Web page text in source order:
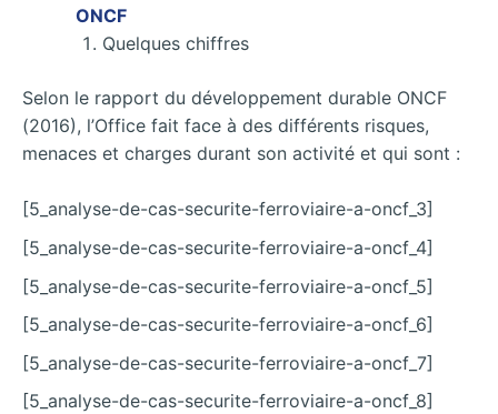
ONCF
Quelques chiffres
Selon le rapport du développement durable ONCF
(2016), l’Office fait face à des différents risques,
menaces et charges durant son activité et qui sont :
[5_analyse-de-cas-securite-ferroviaire-a-oncf_3]
[5_analyse-de-cas-securite-ferroviaire-a-oncf_4]
[5_analyse-de-cas-securite-ferroviaire-a-oncf_5]
[5_analyse-de-cas-securite-ferroviaire-a-oncf_6]
[5_analyse-de-cas-securite-ferroviaire-a-oncf_7]
[5_analyse-de-cas-securite-ferroviaire-a-oncf_8]